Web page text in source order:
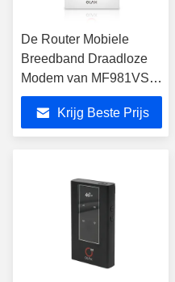
De Router Mobiele
Breedband Draadloze
Modem van MF981VS
2100mAh MIFI Wifi met
Sim Card Slot
Krijg Beste Prijs